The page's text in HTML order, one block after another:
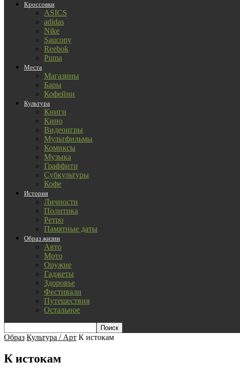
Кроссовки
ASICS
adidas
Nike
Saucony
Reebok
Puma
Места
Магазины
Бары
Кофейни
Культура
Книги
Кино
Видеоигры
Мультфильмы
Комиксы
Музыка
Граффити
Субкультуры
Кофе
История
Личности
Политика
Ретро
Памятные даты
Образ жизни
Авто
Мото
Оружие
Гаджеты
Здоровье
Фестивали
Путешествия
Остальное
Образ Культура / Арт К истокам
К истокам